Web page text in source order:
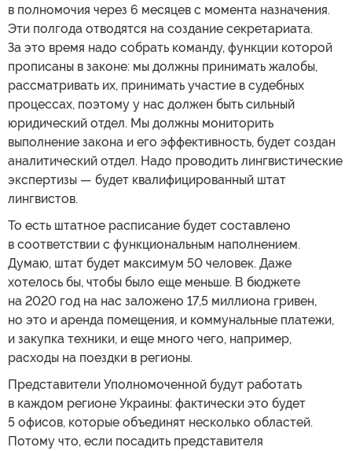
в полномочия через 6 месяцев с момента назначения.
Эти полгода отводятся на создание секретариата.
За это время надо собрать команду, функции которой
прописаны в законе: мы должны принимать жалобы,
рассматривать их, принимать участие в судебных
процессах, поэтому у нас должен быть сильный
юридический отдел. Мы должны мониторить
выполнение закона и его эффективность, будет создан
аналитический отдел. Надо проводить лингвистические
экспертизы — будет квалифицированный штат
лингвистов.
То есть штатное расписание будет составлено
в соответствии с функциональным наполнением.
Думаю, штат будет максимум 50 человек. Даже
хотелось бы, чтобы было еще меньше. В бюджете
на 2020 год на нас заложено 17,5 миллиона гривен,
но это и аренда помещения, и коммунальные платежи,
и закупка техники, и еще много чего, например,
расходы на поездки в регионы.
Представители Уполномоченной будут работать
в каждом регионе Украины: фактически это будет
5 офисов, которые объединят несколько областей.
Потому что, если посадить представителя